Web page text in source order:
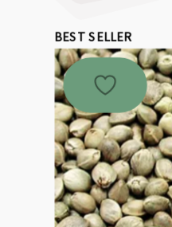
BEST SELLER